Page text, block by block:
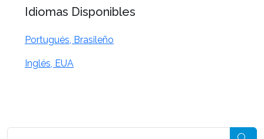
Idiomas Disponibles
Portugués, Brasileño
Inglés, EUA